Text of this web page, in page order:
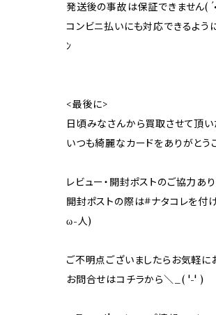
発送後の事故は保証できません(
コンビニ払いにも対応できるよ
ﾝ
<最後に>
日頃みなさんから買取させて頂
いつも綺麗なカードをありがとう
レビュー・開封ポストのご協力あ
開封ポストの際は#ナタコレを付
ω-人)
ご不明点ございましたらお気軽に
お問合せはコチラから＼_( '-' )